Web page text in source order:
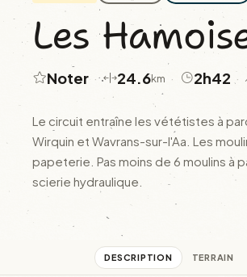
Les
Noter · 24.6km · 2h42 ·
Le circuit entraîne les vététistes à
Wirquin et Wavrans-sur-l'Aa. Les
papeterie. Pas moins de 6 moulins à
scierie hydraulique.
DESCRIPTION TERRAIN